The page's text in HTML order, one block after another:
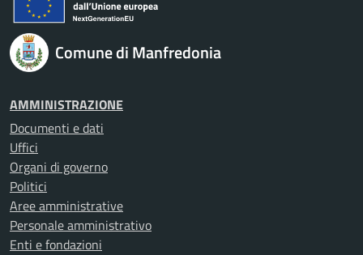
Comune di Manfredonia
AMMINISTRAZIONE
Documenti e dati
Uffici
Organi di governo
Politici
Aree amministrative
Personale amministrativo
Enti e fondazioni